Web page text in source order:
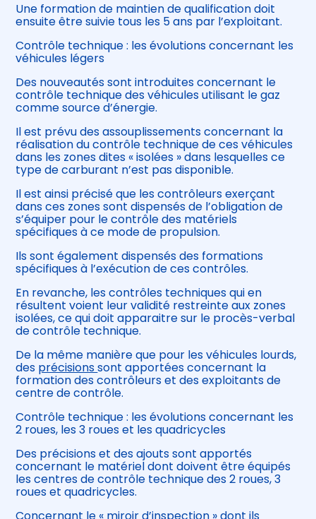
Une formation de maintien de qualification doit
ensuite être suivie tous les 5 ans par l’exploitant.
Contrôle technique : les évolutions concernant les
véhicules légers
Des nouveautés sont introduites concernant le
contrôle technique des véhicules utilisant le gaz
comme source d’énergie.
Il est prévu des assouplissements concernant la
réalisation du contrôle technique de ces véhicules
dans les zones dites « isolées » dans lesquelles ce
type de carburant n’est pas disponible.
Il est ainsi précisé que les contrôleurs exerçant
dans ces zones sont dispensés de l’obligation de
s’équiper pour le contrôle des matériels
spécifiques à ce mode de propulsion.
Ils sont également dispensés des formations
spécifiques à l’exécution de ces contrôles.
En revanche, les contrôles techniques qui en
résultent voient leur validité restreinte aux zones
isolées, ce qui doit apparaitre sur le procès-verbal
de contrôle technique.
De la même manière que pour les véhicules lourds,
des précisionssont apportées concernant la
formation des contrôleurs et des exploitants de
centre de contrôle.
Contrôle technique : les évolutions concernant les
2 roues, les 3 roues et les quadricycles
Des précisions et des ajouts sont apportés
concernant le matériel dont doivent être équipés
les centres de contrôle technique des 2 roues, 3
roues et quadricycles.